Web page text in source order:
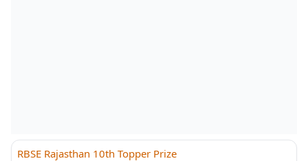
RBSE Rajasthan 10th Topper Prize